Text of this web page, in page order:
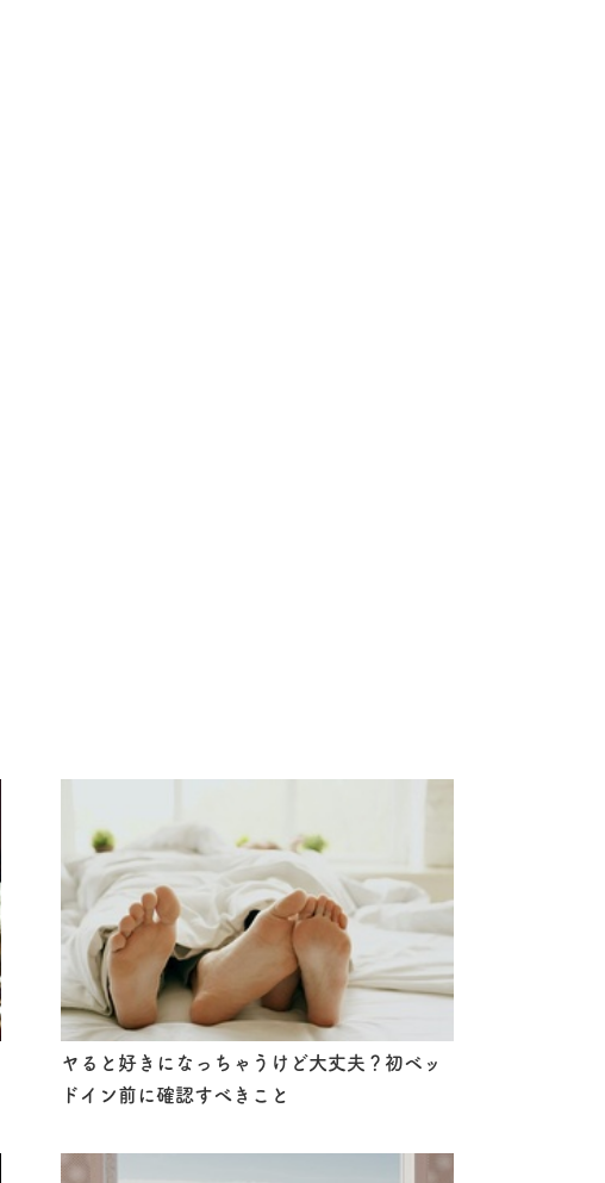
ヤると好きになっちゃうけど大丈夫？初ベッ
ドイン前に確認すべきこと